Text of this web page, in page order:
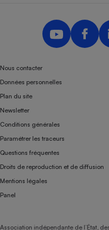
Nous contacter
Données personnelles
Plan du site
Newsletter
Conditions générales
Paramétrer les traceurs
Questions fréquentes
Droits de reproduction et de diffusion
Mentions légales
Panel
Association indépendante de l’État,